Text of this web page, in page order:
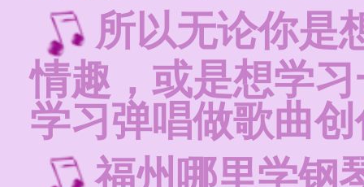
所以无论你是
情趣，或是想学
学习弹唱做歌曲
福州哪里学钢